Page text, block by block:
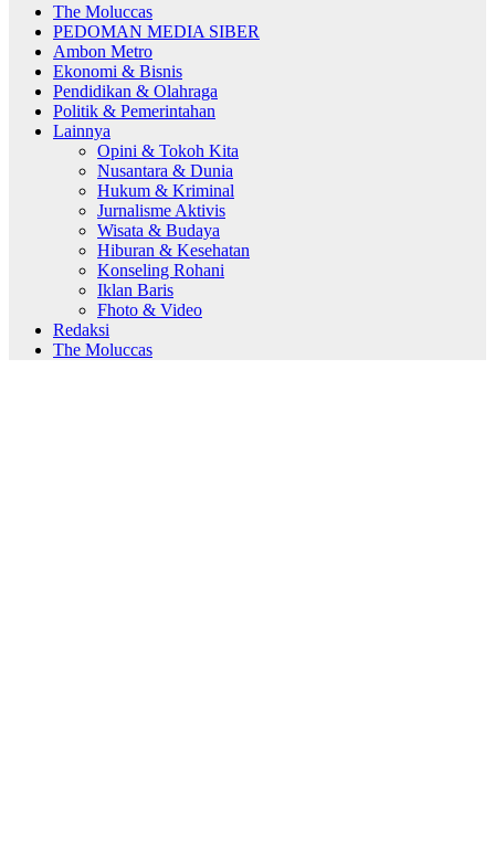
The Moluccas
PEDOMAN MEDIA SIBER
Ambon Metro
Ekonomi & Bisnis
Pendidikan & Olahraga
Politik & Pemerintahan
Lainnya
Opini & Tokoh Kita
Nusantara & Dunia
Hukum & Kriminal
Jurnalisme Aktivis
Wisata & Budaya
Hiburan & Kesehatan
Konseling Rohani
Iklan Baris
Fhoto & Video
Redaksi
The Moluccas